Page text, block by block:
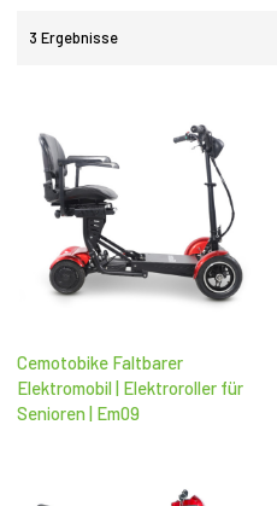
3 Ergebnisse
Cemotobike Faltbarer
Elektromobil | Elektroroller für
Senioren | Em09